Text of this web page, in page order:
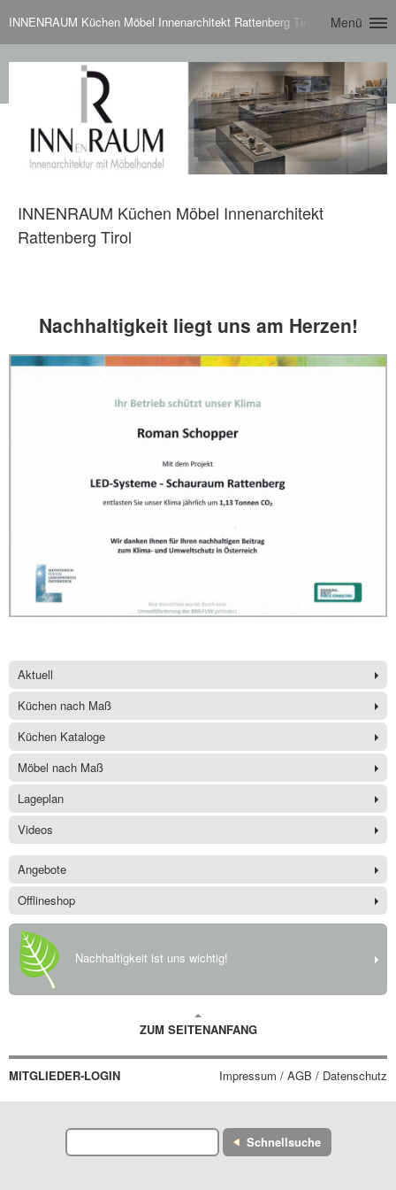
INNENRAUM Küchen Möbel Innenarchitekt Rattenberg Tirol Menü
INNENRAUM Küchen Möbel Innenarchitekt
Rattenberg Tirol
Nachhaltigkeit liegt uns am Herzen!
Aktuell
Küchen nach Maß
Küchen Kataloge
Möbel nach Maß
Lageplan
Videos
Angebote
Offlineshop
Nachhaltigkeit ist uns wichtig!
ZUM SEITENANFANG
MITGLIEDER-LOGIN Impressum / AGB / Datenschutz
Schnellsuche